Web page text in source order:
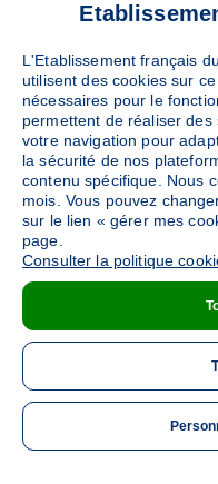
L'Etablissement français
utilisent des cookies sur
nécessaires pour le
permettent de réaliser
votre navigation pour
la sécurité de nos
contenu spécifique. Nous
mois. Vous pouvez
sur le lien « gérer mes
page.
Consulter la politique